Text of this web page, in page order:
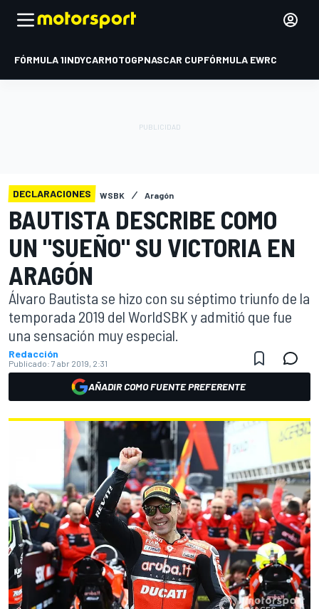
FÓRMULA 1INDYCARMOTOGPNASCAR CUPFÓRMULA EWRC
DECLARACIONES WSBK Aragón
BAUTISTA DESCRIBE COMO
UN "SUEÑO" SU VICTORIA EN
ARAGÓN
Álvaro Bautista se hizo con su séptimo triunfo de la
temporada 2019 del WorldSBK y admitió que fue
una sensación muy especial.
Redacción
Publicado: 7 abr 2019, 2:31
AÑADIR COMO FUENTE PREFERENTE